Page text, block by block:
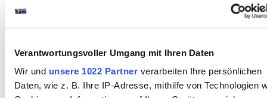
Verantwortungsvoller Umgang mit Ihren Daten
Wir und unsere 1022 Partnerverarbeiten Ihre persönlichen
Daten, wie z. B. Ihre IP-Adresse, mithilfe von Technologien
gleichzeitiger latenter Gegenintention,
diese Sachaufklärung eben zu
verhindern." Was die
Zuschauer*innen belachen ist, wie